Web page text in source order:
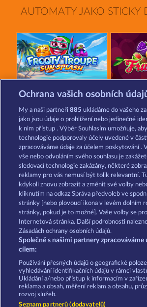
AUTOMATY JAKO STICKY
Frooty Troupe Sun Splash Fruit Love
40 Sevens Diamond Treasures Tower of
Podmínky Prohlášení o
Kontakt Společnost
Partnerský program
Podat Žádost o
Ochrana vašich osobních
My a naši partneři885 ukládáme do vašeho
jako jsou údaje o prohlížení nebo jedinečné
k nim přístup . Výběr Souhlasím umožňuje,
technologie podporovaly účely uvedené v
zpracováváme údaje za účelem poskytování .
vše nebo odvoláním svého souhlasu je
sledovací technologie zakázány, některé
reklamy pro vás nemusí být tolik relevantní.
kdykoli znovu zobrazit a změnit své volby
kliknutím na odkaz Správa předvoleb ve
stránky [nebo plovoucí ikona v levém dolním
stránky, pokud je to možné]. Vaše volby se
Internetová stránka. Další podrobnosti
Zásadách ochrany osobních údajů.
Společně s našimi partnery zpracováváme
cílem:
Používání přesných údajů o geografické
vyhledávání identifikačních údajů v rámci
Ukládání a/nebo přístup k informacím v
reklama a obsah, měření reklam a obsahu,
rozvoj služeb.
Seznam partnerů (dodavatelů)